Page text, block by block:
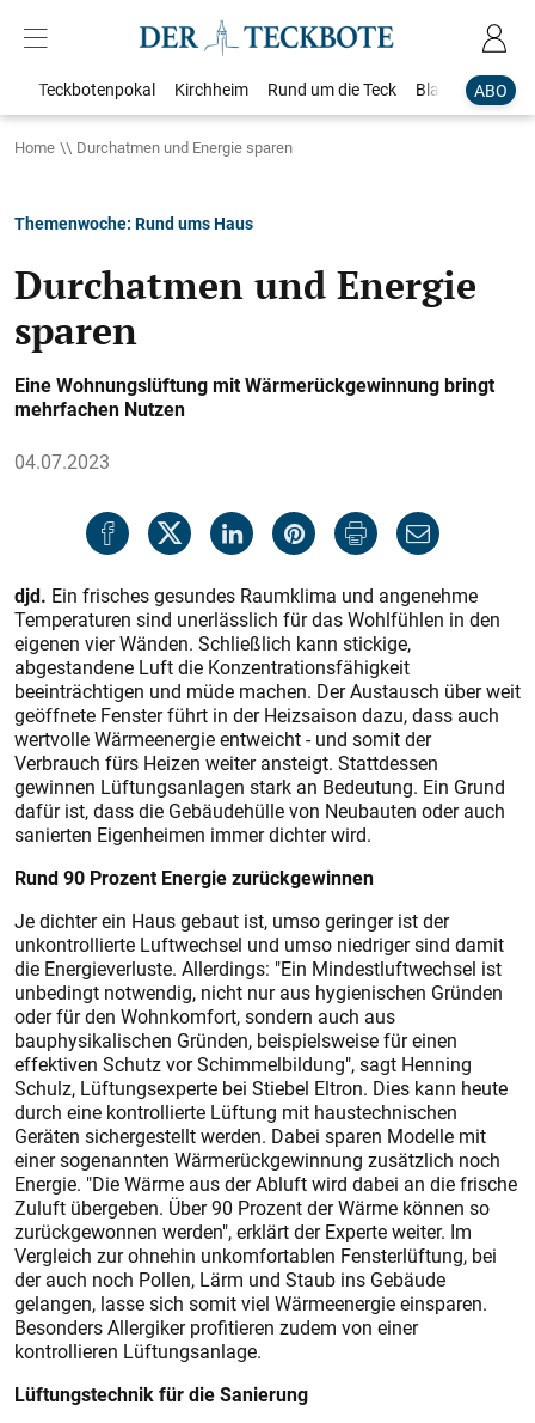
ABO
Teckbotenpokal Kirchheim Rund um die Teck Blaulicht
Home Durchatmen und Energie sparen
Themenwoche: Rund ums Haus
Durchatmen und Energie
sparen
Eine Wohnungslüftung mit Wärmerückgewinnung bringt
mehrfachen Nutzen
04.07.2023
djd. Ein frisches gesundes Raumklima und angenehme
Temperaturen sind unerlässlich für das Wohlfühlen in den
eigenen vier Wänden. Schließlich kann stickige,
abgestandene Luft die Konzentrationsfähigkeit
beeinträchtigen und müde machen. Der Austausch über weit
geöffnete Fenster führt in der Heizsaison dazu, dass auch
wertvolle Wärmeenergie entweicht - und somit der
Verbrauch fürs Heizen weiter ansteigt. Stattdessen
gewinnen Lüftungsanlagen stark an Bedeutung. Ein Grund
dafür ist, dass die Gebäudehülle von Neubauten oder auch
sanierten Eigenheimen immer dichter wird.
Rund 90 Prozent Energie zurückgewinnen
Je dichter ein Haus gebaut ist, umso geringer ist der
unkontrollierte Luftwechsel und umso niedriger sind damit
die Energieverluste. Allerdings: "Ein Mindestluftwechsel ist
unbedingt notwendig, nicht nur aus hygienischen Gründen
oder für den Wohnkomfort, sondern auch aus
bauphysikalischen Gründen, beispielsweise für einen
effektiven Schutz vor Schimmelbildung", sagt Henning
Schulz, Lüftungsexperte bei Stiebel Eltron. Dies kann heute
durch eine kontrollierte Lüftung mit haustechnischen
Geräten sichergestellt werden. Dabei sparen Modelle mit
einer sogenannten Wärmerückgewinnung zusätzlich noch
Energie. "Die Wärme aus der Abluft wird dabei an die frische
Zuluft übergeben. Über 90 Prozent der Wärme können so
zurückgewonnen werden", erklärt der Experte weiter. Im
Vergleich zur ohnehin unkomfortablen Fensterlüftung, bei
der auch noch Pollen, Lärm und Staub ins Gebäude
gelangen, lasse sich somit viel Wärmeenergie einsparen.
Besonders Allergiker profitieren zudem von einer
kontrollieren Lüftungsanlage.
Lüftungstechnik für die Sanierung